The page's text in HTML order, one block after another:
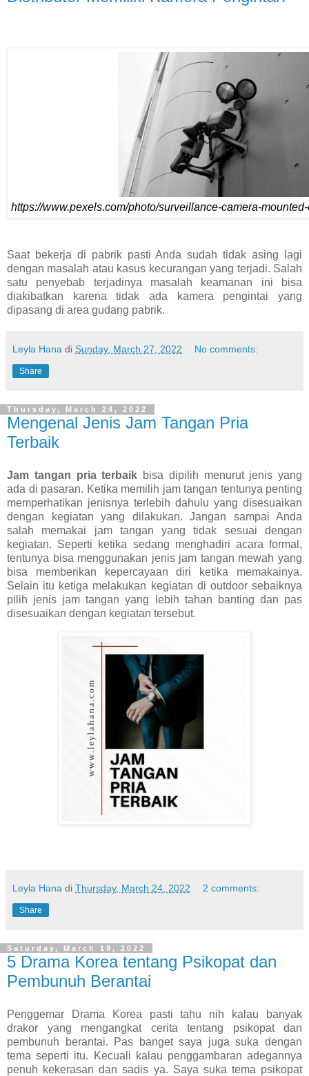
https://www.pexels.com/photo/surveillance-camera-
Saat bekerja di pabrik pasti Anda sudah tidak asing lagi
dengan masalah atau kasus kecurangan yang terjadi. Salah
satu penyebab terjadinya masalah keamanan ini bisa
diakibatkan karena tidak ada kamera pengintai yang
dipasang di area gudang pabrik.
Leyla Hana di Sunday, March 27, 2022 No comments:
Share
Thursday, March 24, 2022
Mengenal Jenis Jam Tangan Pria
Terbaik
Jam tangan pria terbaik bisa dipilih menurut jenis yang
ada di pasaran. Ketika memilih jam tangan tentunya penting
memperhatikan jenisnya terlebih dahulu yang disesuaikan
dengan kegiatan yang dilakukan. Jangan sampai Anda
salah memakai jam tangan yang tidak sesuai dengan
kegiatan. Seperti ketika sedang menghadiri acara formal,
tentunya bisa menggunakan jenis jam tangan mewah yang
bisa memberikan kepercayaan diri ketika memakainya.
Selain itu ketiga melakukan kegiatan di outdoor sebaiknya
pilih jenis jam tangan yang lebih tahan banting dan pas
disesuaikan dengan kegiatan tersebut.
Leyla Hana di Thursday, March 24, 2022 2 comments:
Share
Saturday, March 19, 2022
5 Drama Korea tentang Psikopat dan
Pembunuh Berantai
Penggemar Drama Korea pasti tahu nih kalau banyak
drakor yang mengangkat cerita tentang psikopat dan
pembunuh berantai. Pas banget saya juga suka dengan
tema seperti itu. Kecuali kalau penggambaran adegannya
penuh kekerasan dan sadis ya. Saya suka tema psikopat